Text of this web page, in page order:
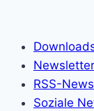
Newsletter
RSS-
Soziale